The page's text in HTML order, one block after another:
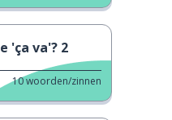
'ça va'? 2
10woorden/zinnen